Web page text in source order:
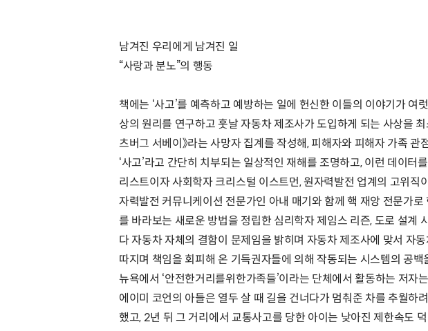
남겨진 우리에게 남겨진 일
“사랑과 분노”의 행동
책에는 ‘사고’를 예측하고 예방하는 일에 헌신한 이들의 이야기가
상의 원리를 연구하고 훗날 자동차 제조사가 도입하게 되는 사상을
츠버그 서베이》라는 사망자 집계를 작성해, 피해자와 피해자 가족
‘사고’라고 간단히 치부되는 일상적인 재해를 조명하고, 이런 데이
리스트이자 사회학자 크리스털 이스트먼, 원자력발전 업계의 고위
자력발전 커뮤니케이션 전문가인 아내 매기와 함께 핵 재앙 전문가
를 바라보는 새로운 방법을 정립한 심리학자 제임스 리즌, 도로 설계
다 자동차 자체의 결함이 문제임을 밝히며 자동차 제조사에 맞서 자
따지며 책임을 회피해 온 기득권자들에 의해 작동되는 시스템의 공백
뉴욕에서 ‘안전한거리를위한가족들’이라는 단체에서 활동하는 저
에이미 코언의 아들은 열두 살 때 길을 건너다가 멈춰준 차를 추월하
했고, 2년 뒤 그 거리에서 교통사고를 당한 아이는 낮아진 제한속도